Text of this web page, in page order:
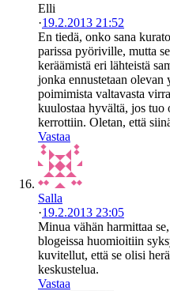
Elli
·19.2.2013 21:52
En tiedä, onko sana
parissa pyöriville, mutta
keräämistä eri lähteistä
jonka ennustetaan olevan
poimimista valtavasta
kuulostaa hyvältä, jos tuo
kerrottiin. Oletan, että
Vastaa
Salla
·19.2.2013 23:05
Minua vähän harmittaa
blogeissa huomioitiin
kuvitellut, että se olisi
keskustelua.
Vastaa